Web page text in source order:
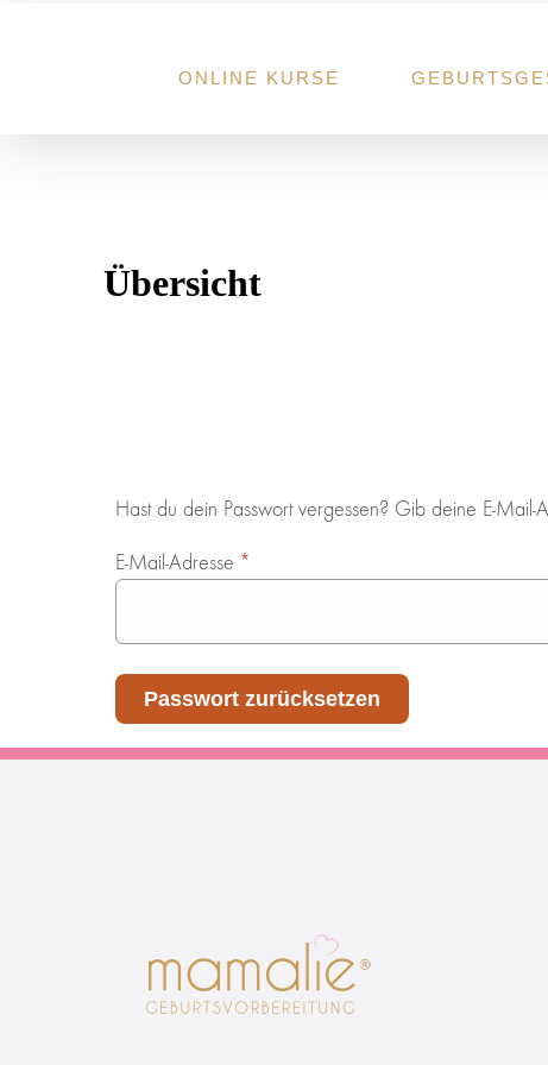
ONLINE KURSE
Übersicht
Hast du dein Passwort vergessen? Gib deine E-Mail-
E-Mail-Adresse *
Passwort zurücksetzen